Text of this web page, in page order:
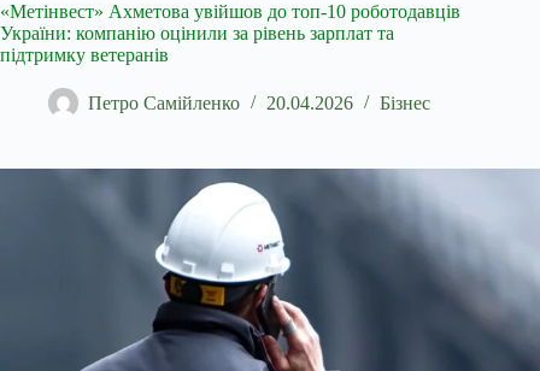
«Метінвест» Ахметова увійшов до топ-10 роботодавців
України: компанію оцінили за рівень зарплат та
підтримку ветеранів
Петро Самійленко 20.04.2026 Бізнес